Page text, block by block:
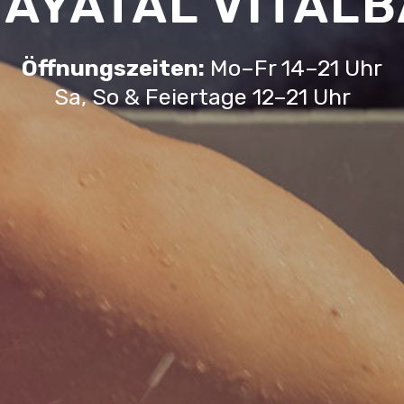
Öffnungszeiten: Mo–Fr 14–21 Uhr
Sa, So & Feiertage 12–21 Uhr